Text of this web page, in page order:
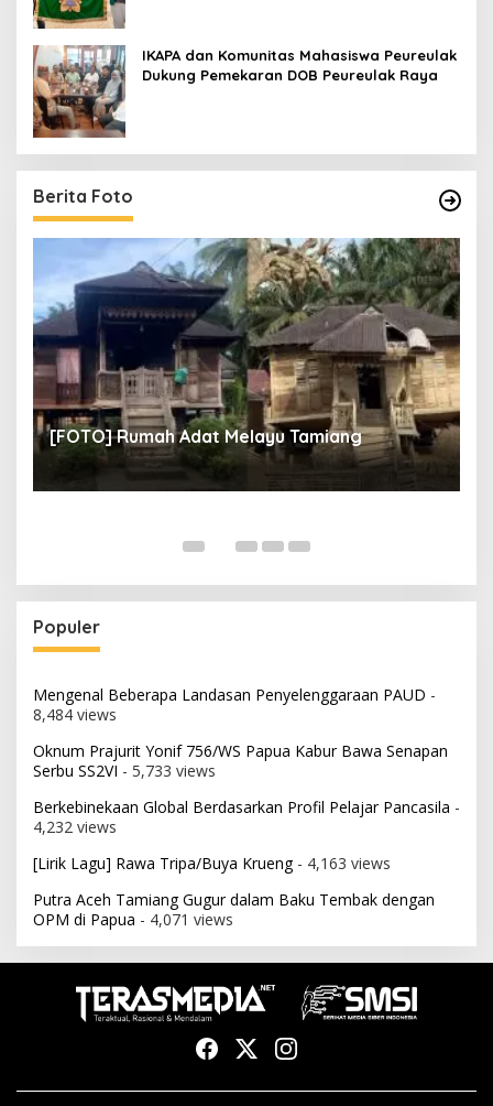
IKAPA dan Komunitas Mahasiswa Peureulak
Dukung Pemekaran DOB Peureulak Raya
Berita Foto
[FOTO] Rumah Adat Melayu Tamiang
Populer
Mengenal Beberapa Landasan Penyelenggaraan PAUD -
8,484 views
Oknum Prajurit Yonif 756/WS Papua Kabur Bawa Senapan
Serbu SS2VI - 5,733 views
Berkebinekaan Global Berdasarkan Profil Pelajar Pancasila -
4,232 views
[Lirik Lagu] Rawa Tripa/Buya Krueng- 4,163 views
Putra Aceh Tamiang Gugur dalam Baku Tembak dengan
OPM di Papua - 4,071 views